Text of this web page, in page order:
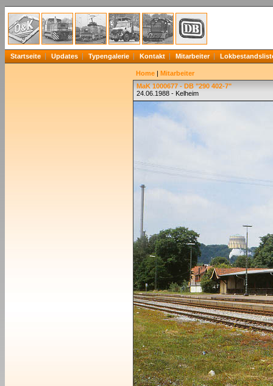
Startseite Updates Typengalerie Kontakt Mitarbeiter
Home | Mitarbeiter
MaK 1000677 - DB "290 402-7"
24.06.1988 - Kelheim